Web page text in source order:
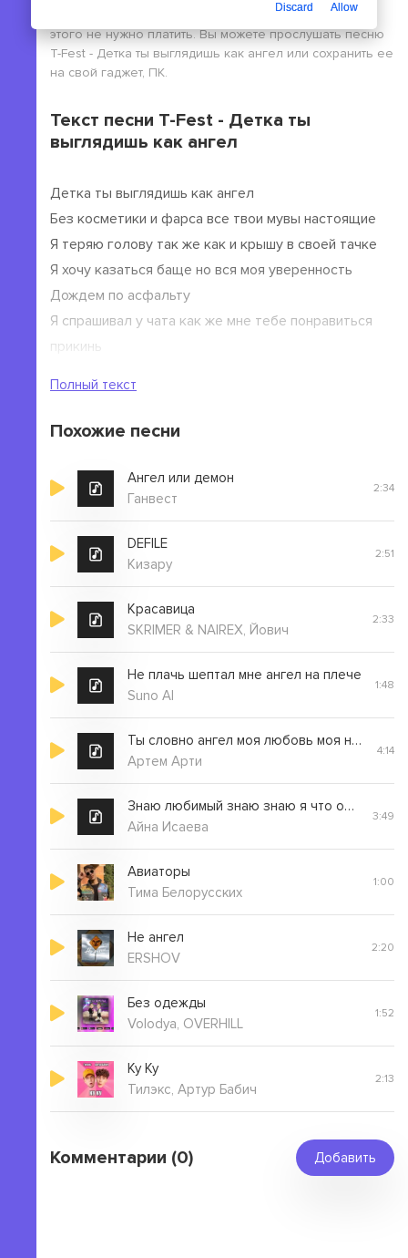
выполнения регистрации, в высоком качестве, для
этого не нужно платить. Вы можете прослушать песню
T-Fest - Детка ты выглядишь как ангел или сохранить ее
на свой гаджет, ПК.
Текст песни T-Fest - Детка ты
выглядишь как ангел
Детка ты выглядишь как ангел
Без косметики и фарса все твои мувы настоящие
Я теряю голову так же как и крышу в своей тачке
Я хочу казаться баще но вся моя уверенность
Дождем по асфальту
Я спрашивал у чата как же мне тебе понравиться
прикинь
Полный текст
Похожие песни
Ангел или демон
Ганвест
2:34
DEFILE
Кизару
2:51
Красавица
SKRIMER & NAIREX, Йович
2:33
Не плачь шептал мне ангел на плече
Suno AI
1:48
Ты словно ангел моя любовь моя невеста
Артем Арти
4:14
Знаю любимый знаю знаю я что открываю тайну
Айна Исаева
3:49
Авиаторы
Тима Белорусских
1:00
Не ангел
ERSHOV
2:20
Без одежды
Volodya, OVERHILL
1:52
Ку Ку
Тилэкс, Артур Бабич
2:13
Комментарии (0) Добавить
Discard Allow